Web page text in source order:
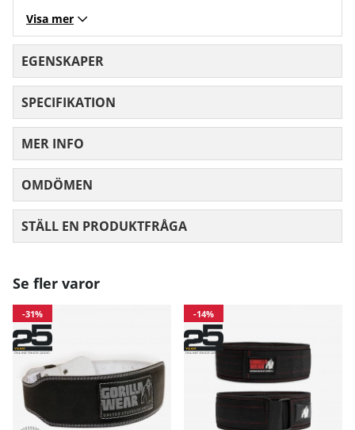
Visa mer
EGENSKAPER
SPECIFIKATION
MER INFO
OMDÖMEN
STÄLL EN PRODUKTFRÅGA
Se fler varor
-31% -14%